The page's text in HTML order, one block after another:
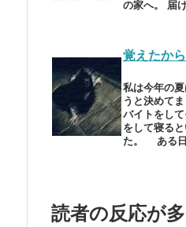
の家へ。 届
覚えたか
私は今年の
うと決めて
バイトをし
をして寝る
た。 ある日
読者の反応が